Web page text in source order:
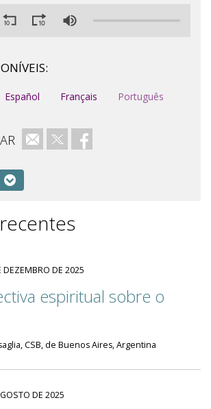
Español Français Português
e-mailTwitterFacebook
DEZEMBRO DE 2025
espiritual sobre o
CSB, de Buenos Aires, Argentina
DE 2025